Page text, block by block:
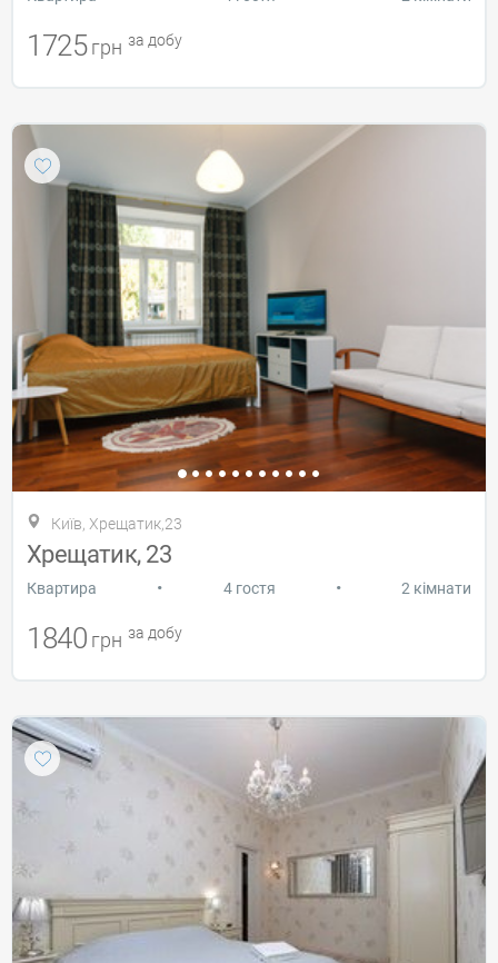
1725 грн за добу
Київ, Хрещатик,23
Хрещатик, 23
Квартира • 4 гостя • 2 кімнати
1840 грн за добу